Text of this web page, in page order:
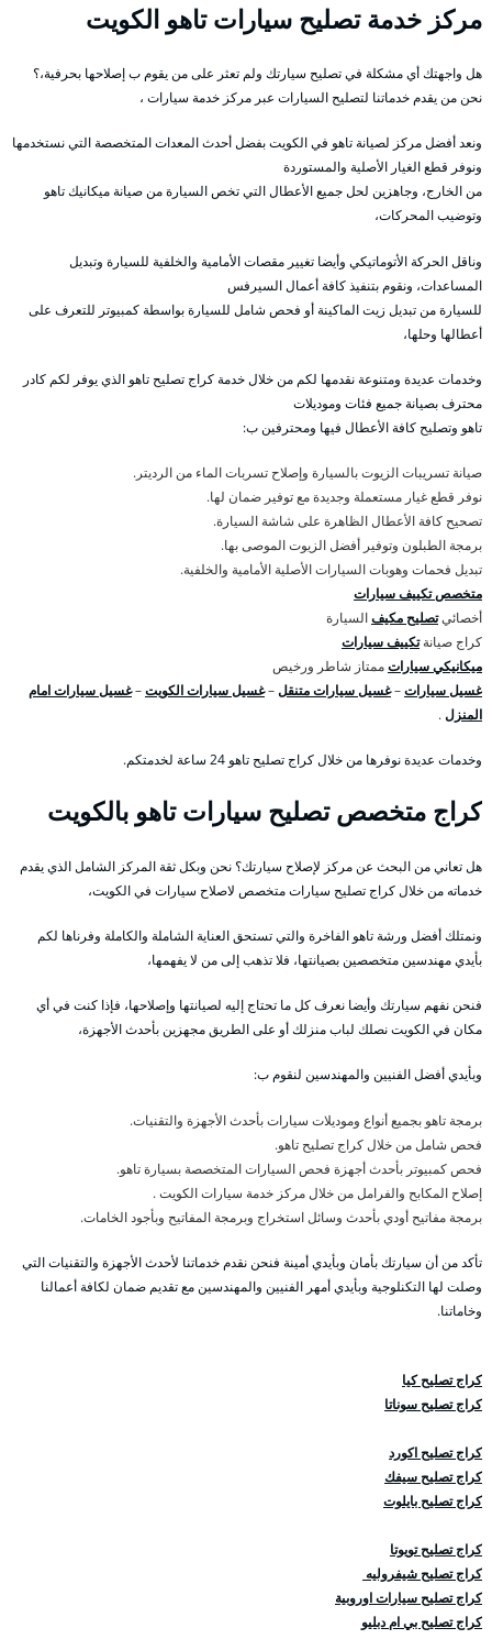
مركز خدمة تصليح سيارات تاهو الكويت
هل واجهتك أي مشكلة في تصليح سيارتك ولم تعثر على من يقوم ب إصلاحها بحرفية،؟
نحن من يقدم خدماتنا لتصليح السيارات عبر مركز خدمة سيارات ،
ونعد أفضل مركز لصيانة تاهو في الكويت بفضل أحدث المعدات المتخصصة التي نستخدمها
ونوفر قطع الغيار الأصلية والمستوردة
من الخارج، وجاهزين لحل جميع الأعطال التي تخص السيارة من صيانة ميكانيك تاهو
وتوضيب المحركات،
وناقل الحركة الأتوماتيكي وأيضا تغيير مقصات الأمامية والخلفية للسيارة وتبديل
المساعدات، ونقوم بتنفيذ كافة أعمال السيرفس
للسيارة من تبديل زيت الماكينة أو فحص شامل للسيارة بواسطة كمبيوتر للتعرف على
أعطالها وحلها،
وخدمات عديدة ومتنوعة نقدمها لكم من خلال خدمة كراج تصليح تاهو الذي يوفر لكم كادر
محترف بصيانة جميع فئات وموديلات
تاهو وتصليح كافة الأعطال فيها ومحترفين ب:
صيانة تسريبات الزيوت بالسيارة وإصلاح تسربات الماء من الرديتر.
نوفر قطع غيار مستعملة وجديدة مع توفير ضمان لها.
تصحيح كافة الأعطال الظاهرة على شاشة السيارة.
برمجة الطبلون وتوفير أفضل الزيوت الموصى بها.
تبديل فحمات وهوبات السيارات الأصلية الأمامية والخلفية.
متخصص تكييف سيارات
أخصائيتصليح مكيفالسيارة
كراج صيانةتكييف سيارات
ميكانيكي سياراتممتاز شاطر ورخيص
غسيل سيارات–غسيل سيارات متنقل–غسيل سيارات الكويت–غسيل سيارات امام
المنزل.
وخدمات عديدة نوفرها من خلال كراج تصليح تاهو 24 ساعة لخدمتكم.
كراج متخصص تصليح سيارات تاهو بالكويت
هل تعاني من البحث عن مركز لإصلاح سيارتك؟ نحن وبكل ثقة المركز الشامل الذي يقدم
خدماته من خلال كراج تصليح سيارات متخصص لاصلاح سيارات في الكويت،
ونمتلك أفضل ورشة تاهو الفاخرة والتي تستحق العناية الشاملة والكاملة وفرناها لكم
بأيدي مهندسين متخصصين بصيانتها، فلا تذهب إلى من لا يفهمها،
فنحن نفهم سيارتك وأيضا نعرف كل ما تحتاج إليه لصيانتها وإصلاحها، فإذا كنت في أي
مكان في الكويت نصلك لباب منزلك أو على الطريق مجهزين بأحدث الأجهزة،
وبأيدي أفضل الفنيين والمهندسين لنقوم ب:
برمجة تاهو بجميع أنواع وموديلات سيارات بأحدث الأجهزة والتقنيات.
فحص شامل من خلال كراج تصليح تاهو.
فحص كمبيوتر بأحدث أجهزة فحص السيارات المتخصصة بسيارة تاهو.
إصلاح المكابح والفرامل من خلال مركز خدمة سيارات الكويت .
برمجة مفاتيح أودي بأحدث وسائل استخراج وبرمجة المفاتيح وبأجود الخامات.
تأكد من أن سيارتك بأمان وبأيدي أمينة فنحن نقدم خدماتنا لأحدث الأجهزة والتقنيات التي
وصلت لها التكنلوجية وبأيدي أمهر الفنيين والمهندسين مع تقديم ضمان لكافة أعمالنا
وخاماتنا.
كراج تصليح كيا
كراج تصليح سوناتا
كراج تصليح اكورد
كراج تصليح سيفك
كراج تصليح بايلوت
كراج تصليح تويوتا
كراج تصليح شيفروليه
كراج تصليح سيارات اوروبية
كراج تصليح بي ام دبليو